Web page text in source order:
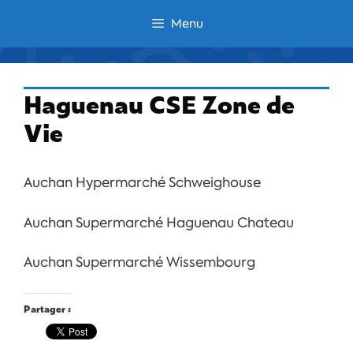
contenu
Menu
Haguenau CSE Zone de
Vie
Auchan Hypermarché Schweighouse
Auchan Supermarché Haguenau Chateau
Auchan Supermarché Wissembourg
Partager :